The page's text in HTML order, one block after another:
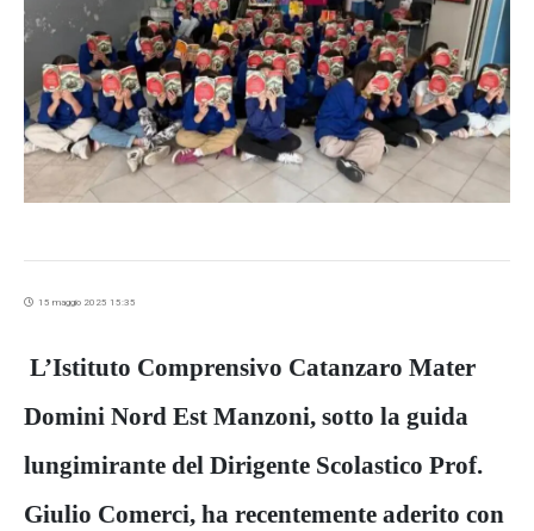
15 maggio 2025 15:35
L’Istituto Comprensivo Catanzaro Mater
Domini Nord Est Manzoni, sotto la guida
lungimirante del Dirigente Scolastico Prof.
Giulio Comerci, ha recentemente aderito con